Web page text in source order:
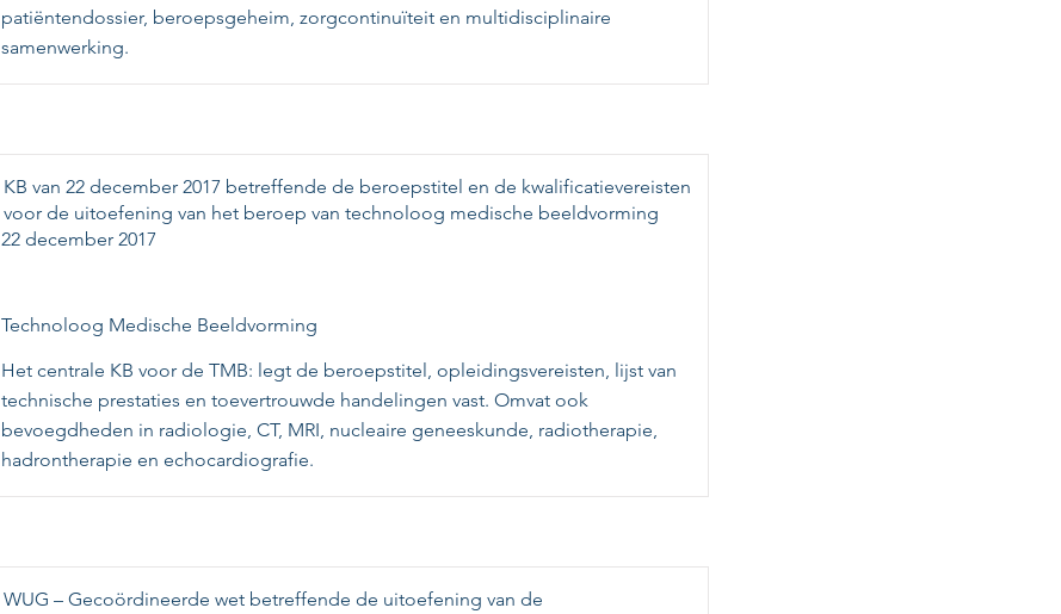
patiëntendossier, beroepsgeheim, zorgcontinuïteit en multidisciplinaire
samenwerking.
KB van 22 december 2017 betreffende de beroepstitel en de kwalificatievereisten
voor de uitoefening van het beroep van technoloog medische beeldvorming
22 december 2017
Technoloog Medische Beeldvorming
Het centrale KB voor de TMB: legt de beroepstitel, opleidingsvereisten, lijst van
technische prestaties en toevertrouwde handelingen vast. Omvat ook
bevoegdheden in radiologie, CT, MRI, nucleaire geneeskunde, radiotherapie,
hadrontherapie en echocardiografie.
WUG – Gecoördineerde wet betreffende de uitoefening van de